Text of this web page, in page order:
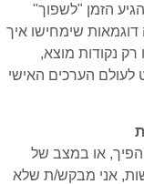
הזמן "לשפוך"
שימחישו איך
רק נקודות מוצא,
לעולם הערכים האישי
הפיך, או במצב של
אני מבקש/ת שלא